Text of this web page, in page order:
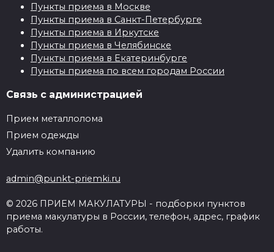
Пункты приема в Москве
Пункты приема в Санкт-Петербурге
Пункты приема в Иркутске
Пункты приема в Челябинске
Пункты приема в Екатеринбурге
Пункты приема по всем городам России
Связь с администрацией
Прием металлолома
Прием одежды
Удалить компанию
admin@punkt-priemki.ru
© 2026 ПРИЕМ МАКУЛАТУРЫ - подборки пунктов
приема макулатуры в России, телефон, адрес, график
работы.